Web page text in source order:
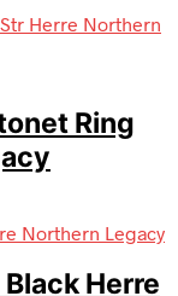
Ring
Herre